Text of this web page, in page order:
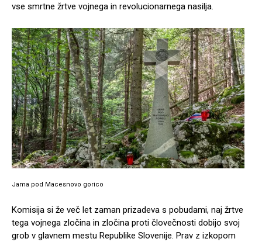
vse smrtne žrtve vojnega in revolucionarnega nasilja.
Jama pod Macesnovo gorico
Komisija si že več let zaman prizadeva s pobudami, naj žrtve
tega vojnega zločina in zločina proti človečnosti dobijo svoj
grob v glavnem mestu Republike Slovenije. Prav z izkopom